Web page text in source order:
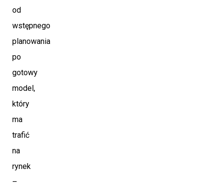
od
wstępnego
planowania
po
gotowy
model,
który
ma
trafić
na
rynek
–